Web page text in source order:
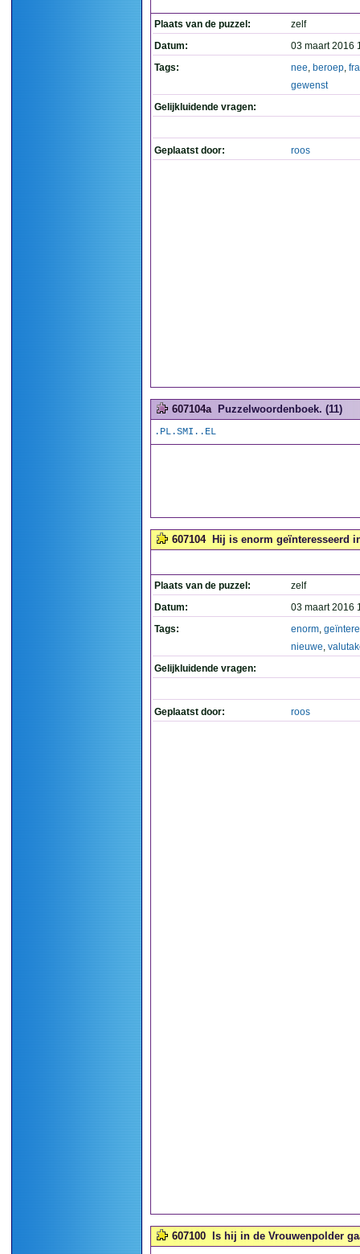
Plaats van de puzzel:
zelf
Datum:
03 maart 2016
Tags:
nee, beroep,
gewenst
Gelijkluidende vragen:
Geplaatst door: roos
607104a Puzzelwoordenboek. (11)
.PL.SMI..EL
607104 Hij is enorm geïnteresseerd
Plaats van de puzzel:
zelf
Datum:
03 maart 2016
Tags:
enorm,
nieuwe,
Gelijkluidende vragen:
Geplaatst door: roos
607100 Is hij in de Vrouwenpolder